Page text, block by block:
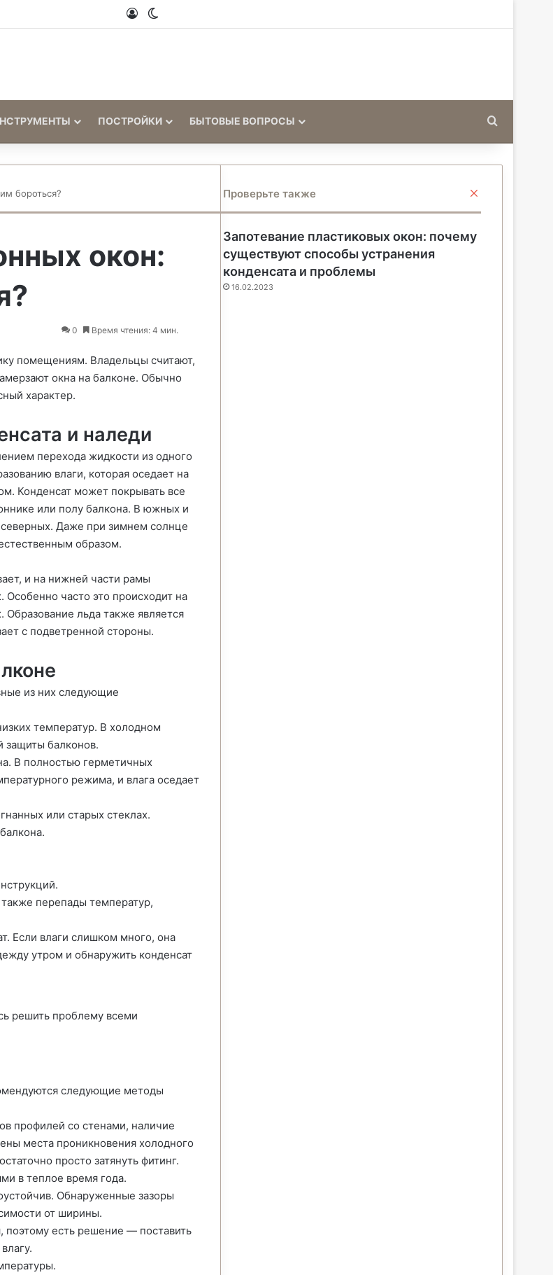
Войти
ПОСТРОЙКИ БЫТОВЫЕ ВОПРОСЫ
бороться?
окон:
0 Время чтения: 4 мин.
помещениям. Владельцы считают,
окна на балконе. Обычно
характер.
и наледи
перехода жидкости из одного
влаги, которая оседает на
Конденсат может покрывать все
или полу балкона. В южных и
Даже при зимнем солнце
образом.
и на нижней части рамы
часто это происходит на
Образование льда также является
с подветренной стороны.
из них следующие
температур. В холодном
защиты балконов.
В полностью герметичных
режима, и влага оседает
или старых стеклах.
перепады температур,
Если влаги слишком много, она
утром и обнаружить конденсат
решить проблему всеми
следующие методы
профилей со стенами, наличие
места проникновения холодного
просто затянуть фитинг.
в теплое время года.
Обнаруженные зазоры
от ширины.
поэтому есть решение — поставить
Проверьте также
Запотевание пластиковых окон: почему
существуют способы устранения
конденсата и проблемы
16.02.2023